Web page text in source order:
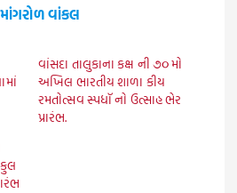
વાંકલ
વાંસદા તાલુકાના કક્ષ ની ૭૦ મો
અખિલ ભારતીય શાળા કીય
રમતોત્સવ સ્પધૉ નો ઉત્સાહ ભેર
પ્રારંભ.